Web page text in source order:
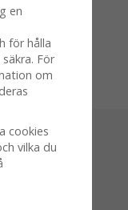
en
för hålla
För
om
cookies
vilka du